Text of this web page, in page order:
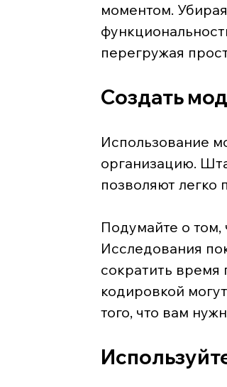
моментом.
перегружая
Создать
Использование
организацию.
позволяют легко
Подумайте о том,
Исследования
сократить время
кодировкой
того, что вам